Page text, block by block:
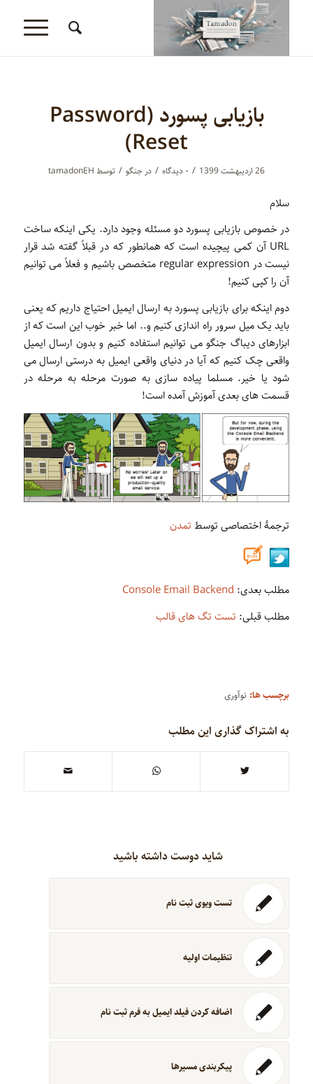
بازیابی پسورد (Password
Reset)
26 اردیبهشت 1399 / ۰ دیدگاه‌ / در جنگو / توسط tamadonEH
سلام
در خصوص بازیابی پسورد دو مسئله وجود دارد. یکی اینکه ساخت
URL آن کمی پیچیده است که همانطور که در قبلاً گفته شد قرار
نیست در regular expression متخصص باشیم و فعلاً می توانیم
آن را کپی کنیم!
دوم اینکه برای بازیابی پسورد به ارسال ایمیل احتیاج داریم که یعنی
باید یک میل سرور راه اندازی کنیم و.. اما خبر خوب این است که از
ابزارهای دیباگ جنگو می توانیم استفاده کنیم و بدون ارسال ایمیل
واقعی چک کنیم که آیا در دنیای واقعی ایمیل به درستی ارسال می
شود یا خیر. مسلما پیاده سازی به صورت مرحله به مرحله در
قسمت های بعدی آموزش آمده است!
ترجمۀ اختصاصی توسط تمدن
مطلب بعدی:
مطلب قبلی: تست تگ های قالب
برچسب ها: نوآوری
به اشتراک گذاری این مطلب
شاید دوست داشته باشید
تست ویوی ثبت نام
تنظیمات اولیه
اضافه کردن فیلد ایمیل به فرم ثبت نام
پیکربندی مسیرها